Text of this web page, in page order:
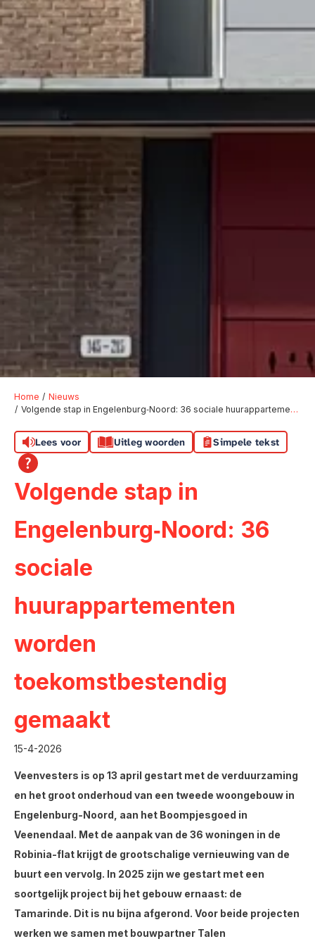
Home
Nieuws
Volgende stap in Engelenburg‑Noord: 36 sociale huurappartementen worden toekomstbestendig gemaakt
Lees voor Uitleg woorden Simpele tekst
Volgende stap in
Engelenburg‑Noord: 36
sociale
huurappartementen
worden
toekomstbestendig
gemaakt
15-4-2026
Veenvesters is op 13 april gestart met de verduurzaming
en het groot onderhoud van een tweede woongebouw in
Engelenburg-Noord, aan het Boompjesgoed in
Veenendaal. Met de aanpak van de 36 woningen in de
Robinia-flat krijgt de grootschalige vernieuwing van de
buurt een vervolg. In 2025 zijn we gestart met een
soortgelijk project bij het gebouw ernaast: de
Tamarinde. Dit is nu bijna afgerond. Voor beide projecten
werken we samen met bouwpartner Talen